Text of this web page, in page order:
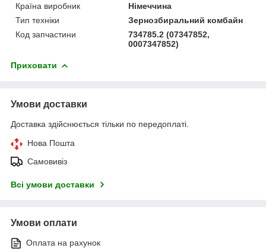
Країна виробник
Німеччина
Тип техніки
Зернозбиральний комбайн
Код запчастини
734785.2 (07347852,
0007347852)
Приховати
Умови доставки
Доставка здійснюється тільки по передоплаті.
Нова Пошта
Самовивіз
Всі умови доставки
Умови оплати
Оплата на рахунок